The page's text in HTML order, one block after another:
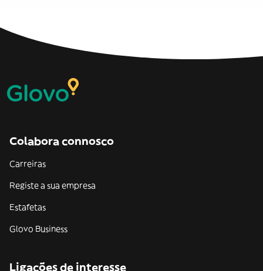
Colabora connosco
Carreiras
Registe a sua empresa
Estafetas
Glovo Business
Ligações de interesse